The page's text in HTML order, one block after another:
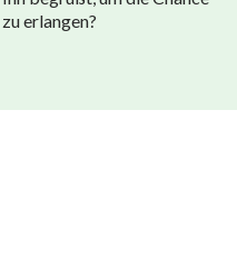
die von Lepra geheilt
erlangen?